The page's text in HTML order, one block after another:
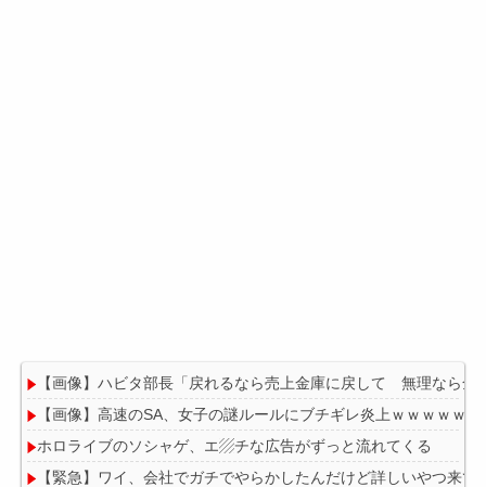
【画像】ハビタ部長「戻れるなら売上金庫に戻して 無理なら
【画像】高速のSA、女子の謎ルールにブチギレ炎上ｗｗｗｗｗ
ホロライブのソシャゲ、エ▨チな広告がずっと流れてくる
【緊急】ワイ、会社でガチでやらかしたんだけど詳しいやつ来て